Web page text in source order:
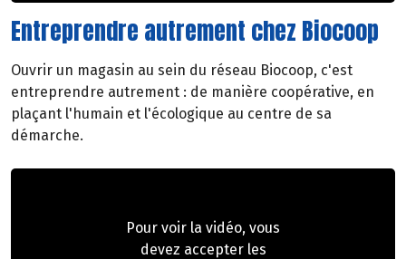
Entreprendre autrement chez Biocoop
Ouvrir un magasin au sein du réseau Biocoop, c'est
entreprendre autrement : de manière coopérative, en
plaçant l'humain et l'écologique au centre de sa
démarche.
Pour voir la vidéo, vous
devez accepter les